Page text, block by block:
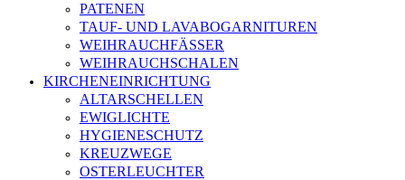
PATENEN
TAUF- UND LAVABOGARNITUREN
WEIHRAUCHFÄSSER
WEIHRAUCHSCHALEN
KIRCHENEINRICHTUNG
ALTARSCHELLEN
EWIGLICHTE
HYGIENESCHUTZ
KREUZWEGE
OSTERLEUCHTER